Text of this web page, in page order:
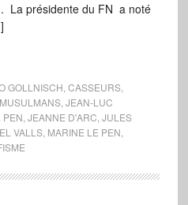
La présidente du FN a noté
GOLLNISCH CASSEURS,
, JEAN-LUC
PEN JEANNE D'ARC JULES
VALLS, MARINE LE PEN